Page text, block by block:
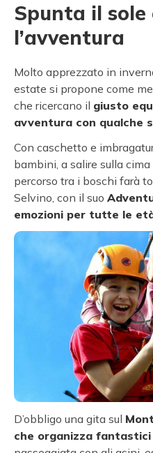
Spunta il sole
l’avventura
Molto apprezzato in
estate si propone come
che ricercano il giusto
avventura con qualche
Con caschetto e
bambini, a salire sulla
percorso tra i boschi farà
Selvino, con il suo
emozioni per tutte le
D’obbligo una gita sul
che organizza